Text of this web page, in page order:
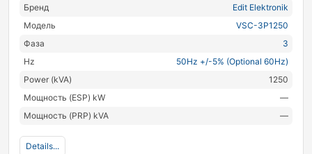
Бренд
Edit Elektronik
Модель
VSC-3P1250
Фаза
3
Hz
50Hz +/-5% (Optional 60Hz)
Power (kVA)
1250
Мощность (ESP) kW
—
Мощность (PRP) kVA
—
Details...